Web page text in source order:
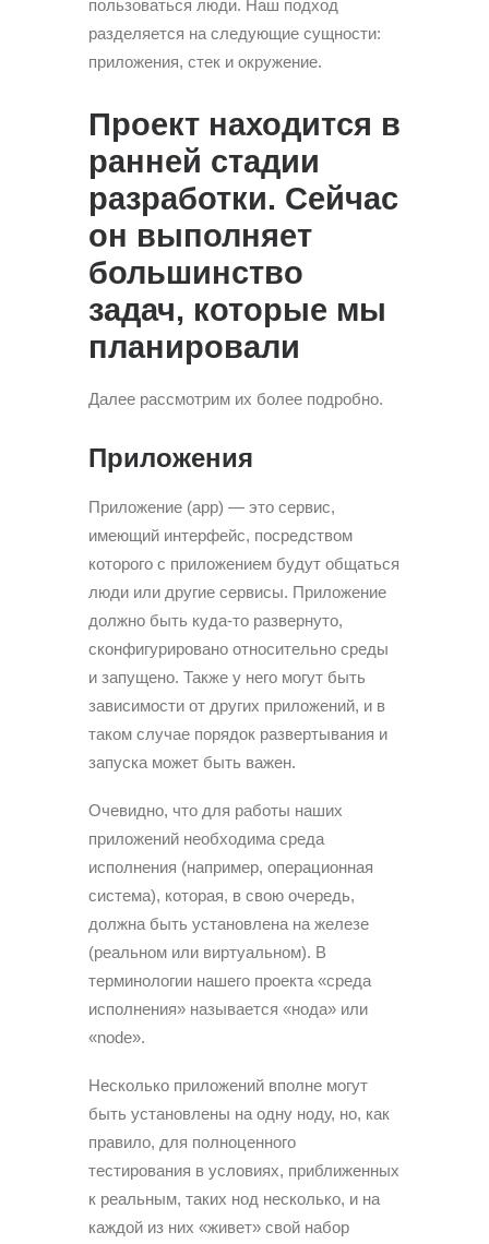
пользоваться люди. Наш подход
разделяется на следующие сущности:
приложения, стек и окружение.
Проект находится в
ранней стадии
разработки. Сейчас
он выполняет
большинство
задач, которые мы
планировали
Далее рассмотрим их более подробно.
Приложения
Приложение (арр) — это сервис,
имеющий интерфейс, посредством
которого с приложением будут общаться
люди или другие сервисы. Приложение
должно быть куда-то развернуто,
сконфигурировано относительно среды
и запущено. Также у него могут быть
зависимости от других приложений, и в
таком случае порядок развертывания и
запуска может быть важен.
Очевидно, что для работы наших
приложений необходима среда
исполнения (например, операционная
система), которая, в свою очередь,
должна быть установлена на железе
(реальном или виртуальном). В
терминологии нашего проекта «среда
исполнения» называется «нода» или
«node».
Несколько приложений вполне могут
быть установлены на одну ноду, но, как
правило, для полноценного
тестирования в условиях, приближенных
к реальным, таких нод несколько, и на
каждой из них «живет» свой набор